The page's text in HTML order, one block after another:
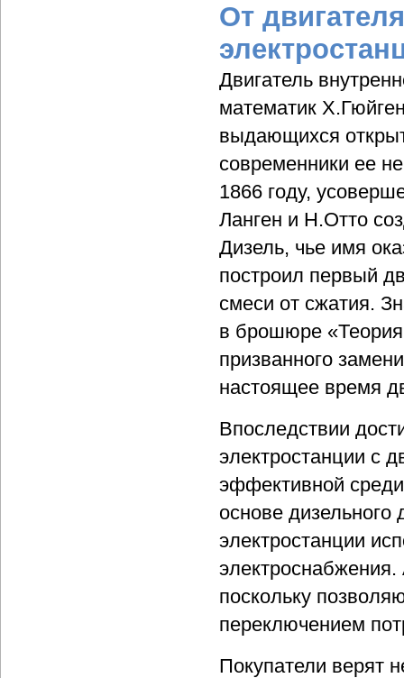
От
Двигатель
математик
выдающихся
современники ее
1866 году,
Ланген и Н.Отто
Дизель, чье имя
построил первый
смеси от сжатия.
в брошюре «Теория
призванного
настоящее время
Впоследствии
электростанции с
эффективной
основе
электростанции
поскольку
переключением
Покупатели верят